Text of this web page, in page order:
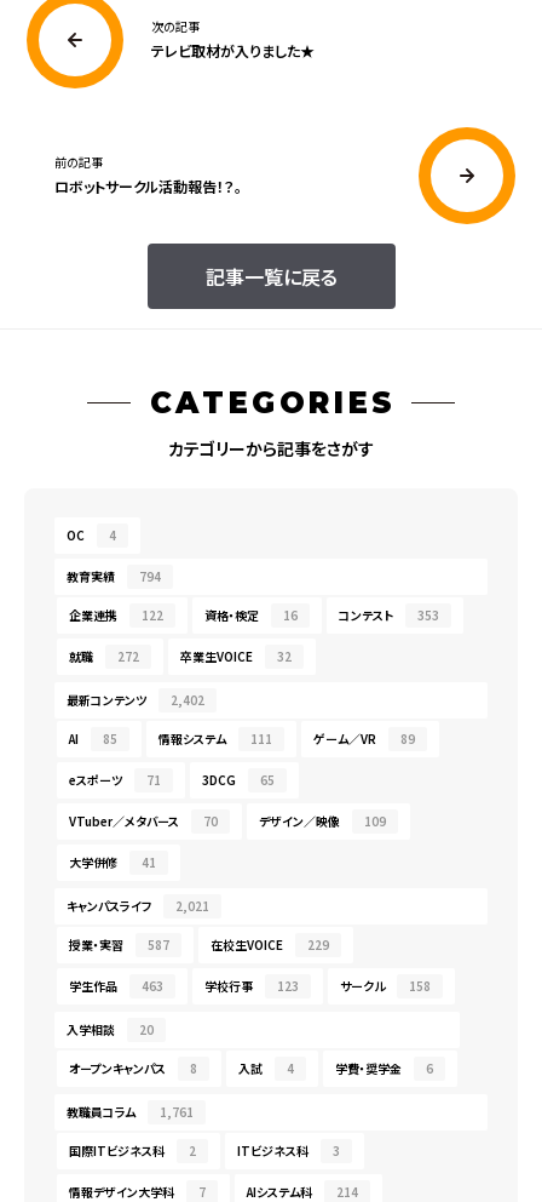
次の記事
テレビ取材が入りました★
記事一覧に戻る
前の記事
ロボットサークル活動報告！？。
CATEGORIES
カテゴリーから記事をさがす
OC 4
教育実績 794
企業連携 122 資格・検定 16 コンテスト 353
就職 272 卒業生VOICE 32
最新コンテンツ 2,402
AI 85 情報システム 111 ゲーム／VR 89
eスポーツ 71 3DCG 65
VTuber／メタバース 70 デザイン／映像 109
大学併修 41
キャンパスライフ 2,021
授業・実習 587 在校生VOICE 229
学生作品 463 学校行事 123 サークル 158
入学相談 20
オープンキャンパス 8 入試 4 学費・奨学金 6
教職員コラム 1,761
国際ITビジネス科 2 ITビジネス科 3
情報デザイン大学科 7 AIシステム科 214